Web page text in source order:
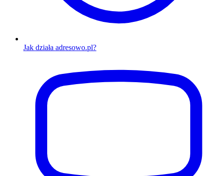
Jak działa adresowo.pl?